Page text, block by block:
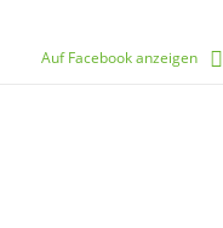
Auf Facebook anzeigen